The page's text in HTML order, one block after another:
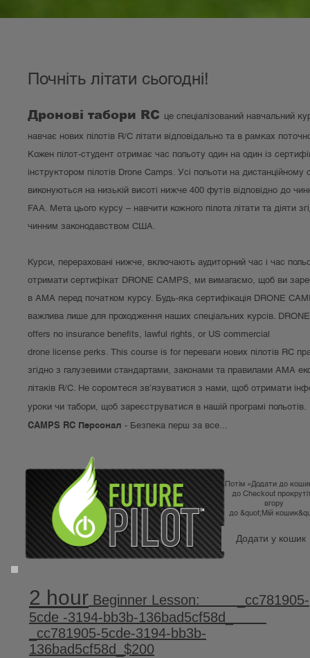
Почніть літати сьогодні!
Дронові табори RC це спеціалізований навчальний
навчає нових пілотів R/C літати відповідально та в рамках
Кожен пілот-студент отримає час польоту один на один із
інструктором пілотів Drone Camps. Усі польоти на дистанційному
виконуються на низькій висоті нижче 400 футів відповідно до
FAA. Мета цього курсу – навчити кожного пілота літати та діяти
чинним законодавством США.
Курси, перераховані нижче, включають аудиторний час і час
отримати сертифікат DRONE CAMPS, ми вимагаємо, щоб ви
в AMA перед початком курсу. Будь-яка сертифікація DRONE
важлива лише для проходження наших спеціальних курсів.
offers no insurance benefits, lawful rights, or US commercial
drone license perks. This course is for переваги нових пілотів RC
згідно з галузевими стандартами, законами та правилами AMA
літаків R/C. Не соромтеся зв’язуватися з нами, щоб отримати
уроки чи табори, щоб зареєструватися в нашій програмі
CAMPS RC Персонал - Безпека перш за все...
2 hour Beginner Lesson: _cc781905-
5cde -3194-bb3b-136bad5cf58d_
_cc781905-5cde-3194-bb3b-
136bad5cf58d_$200
Потім «Додати до
до Checkout
вгору
до &quot;Мій
Додати у кошик